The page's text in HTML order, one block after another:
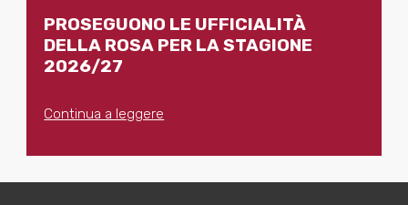
PROSEGUONO LE UFFICIALITÀ
DELLA ROSA PER LA STAGIONE
2026/27
Continua a leggere